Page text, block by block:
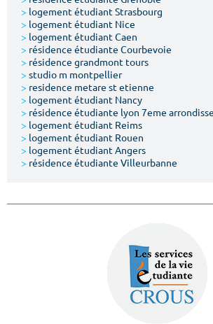
> logement étudiant Strasbourg
> logement étudiant Nice
> logement étudiant Caen
> résidence étudiante Courbevoie
> résidence grandmont tours
> studio m montpellier
> residence metare st etienne
> logement étudiant Nancy
> résidence étudiante lyon 7eme
> logement étudiant Reims
> logement étudiant Rouen
> logement étudiant Angers
> résidence étudiante Villeurbanne